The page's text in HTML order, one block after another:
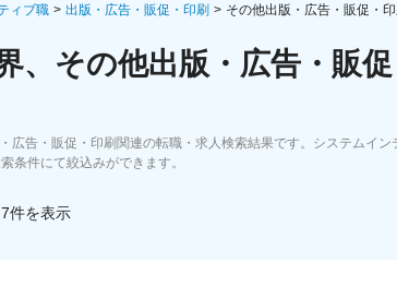
ス 転職ノウハウ
データで見る転職
ィブ職 出版・広告・販促・印刷 その他出版・広告・販促・
、その他出版・広告・販
広告・販促・印刷関連の転職・求人検索結果です。システムイ
条件にて絞込みができます。
件を表示